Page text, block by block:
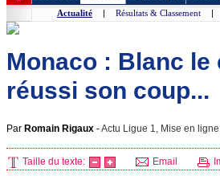
Actualité | Résultats & Classement |
Monaco : Blanc
réussi son coup...
Par Romain Rigaux -Actu Ligue 1, Mise en
Taille du texte: Email